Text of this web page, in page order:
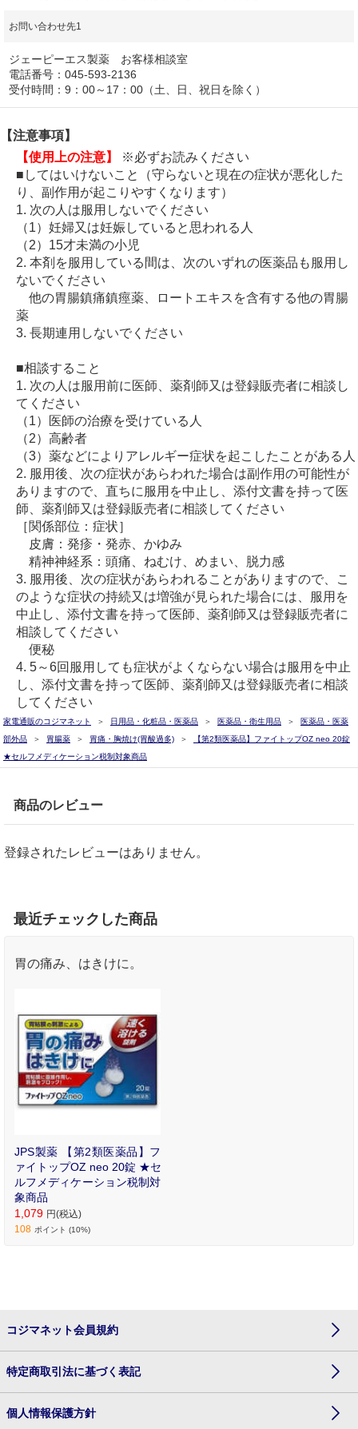
お問い合わせ先1
ジェーピーエス製薬 お客様相談室
電話番号：045-593-2136
受付時間：9：00～17：00（土、日、祝日を除く）
【注意事項】
【使用上の注意】
※必ずお読みください
■してはいけないこと（守らないと現在の症状が悪化した
り、副作用が起こりやすくなります）
1. 次の人は服用しないでください
（1）妊婦又は妊娠していると思われる人
（2）15才未満の小児
2. 本剤を服用している間は、次のいずれの医薬品も服用し
ないでください
他の胃腸鎮痛鎮痙薬、ロートエキスを含有する他の胃腸
薬
3. 長期連用しないでください
■相談すること
1. 次の人は服用前に医師、薬剤師又は登録販売者に相談し
てください
（1）医師の治療を受けている人
（2）高齢者
（3）薬などによりアレルギー症状を起こしたことがある人
2. 服用後、次の症状があらわれた場合は副作用の可能性が
ありますので、直ちに服用を中止し、添付文書を持って医
師、薬剤師又は登録販売者に相談してください
［関係部位：症状］
皮膚：発疹・発赤、かゆみ
精神神経系：頭痛、ねむけ、めまい、脱力感
3. 服用後、次の症状があらわれることがありますので、こ
のような症状の持続又は増強が見られた場合には、服用を
中止し、添付文書を持って医師、薬剤師又は登録販売者に
相談してください
便秘
4. 5～6回服用しても症状がよくならない場合は服用を中止
し、添付文書を持って医師、薬剤師又は登録販売者に相談
してください
家電通販のコジマネット 日用品・化粧品・医薬品 医薬品・衛生用品
医薬品・医薬
部外品
胃腸薬 胃痛・胸焼け(胃酸過多)
【第2類医薬品】ファイトップOZ neo 20錠
★セルフメディケーション税制対象商品
商品のレビュー
登録されたレビューはありません。
最近チェックした商品
胃の痛み、はきけに。
JPS製薬 【第2類医薬品】フ
ァイトップOZ neo 20錠 ★セ
ルフメディケーション税制対
象商品
1,079 円(税込)
108 ポイント (10%)
コジマネット会員規約
特定商取引法に基づく表記
個人情報保護方針